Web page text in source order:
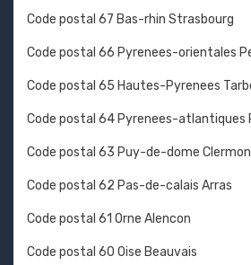
Code postal 67 Bas-rhin Strasbourg
Code postal 66 Pyrenees-orientales
Code postal 65 Hautes-Pyrenees
Code postal 64 Pyrenees-atlantiques
Code postal 63 Puy-de-dome
Code postal 62 Pas-de-calais Arras
Code postal 61 Orne Alencon
Code postal 60 Oise Beauvais